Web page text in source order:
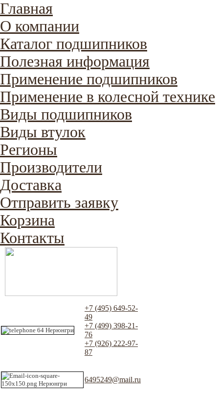
Главная
О компании
Каталог подшипников
Полезная информация
Применение подшипников
Применение в колесной технике
Виды подшипников
Виды втулок
Регионы
Производители
Доставка
Отправить заявку
Корзина
Контакты
+7 (495) 649-52-
49
+7 (499) 398-21-
76
+7 (926) 222-97-
87
6495249@mail.ru